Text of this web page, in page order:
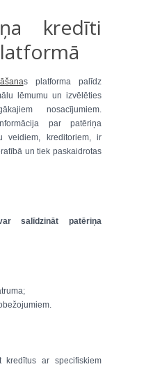
kredīti
s platforma palīdz
lēmumu un izvēlēties
nosacījumiem.
par patēriņa
veidiem, kreditoriem, ir
un tiek paskaidrotas
salīdzināt patēriņa
kredītus ar specifiskiem